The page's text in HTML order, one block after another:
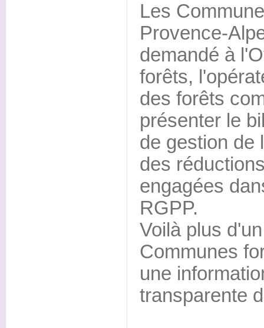
Les
Provence-
demandé à
forêts,
des forêts
présenter le
de gestion de
des
engagées
RGPP.
Voilà plus
Communes
une
transparente